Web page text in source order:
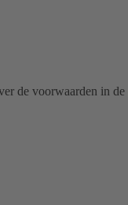
de voorwaarden in de